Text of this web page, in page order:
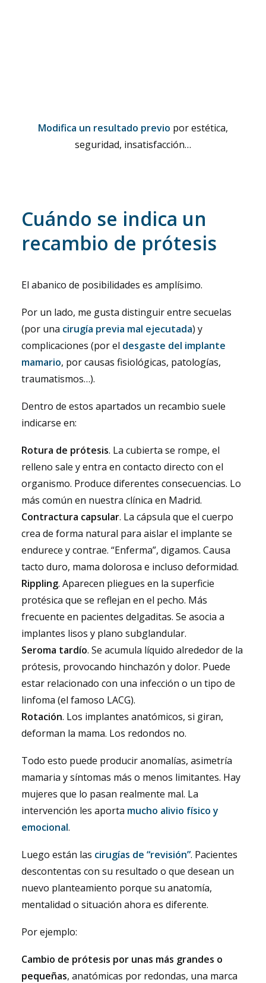
Modifica un resultado previo por estética,
seguridad, insatisfacción…
Cuándo se indica un
recambio de prótesis
El abanico de posibilidades es amplísimo.
Por un lado, me gusta distinguir entre secuelas
(por una cirugía previa mal ejecutada) y
complicaciones (por el desgaste del implante
mamario, por causas fisiológicas, patologías,
traumatismos…).
Dentro de estos apartados un recambio suele
indicarse en:
Rotura de prótesis. La cubierta se rompe, el
relleno sale y entra en contacto directo con el
organismo. Produce diferentes consecuencias. Lo
más común en nuestra clínica en Madrid.
Contractura capsular. La cápsula que el cuerpo
crea de forma natural para aislar el implante se
endurece y contrae. “Enferma”, digamos. Causa
tacto duro, mama dolorosa e incluso deformidad.
Rippling. Aparecen pliegues en la superficie
protésica que se reflejan en el pecho. Más
frecuente en pacientes delgaditas. Se asocia a
implantes lisos y plano subglandular.
Seroma tardío. Se acumula líquido alrededor de la
prótesis, provocando hinchazón y dolor. Puede
estar relacionado con una infección o un tipo de
linfoma (el famoso LACG).
Rotación. Los implantes anatómicos, si giran,
deforman la mama. Los redondos no.
Todo esto puede producir anomalías, asimetría
mamaria y síntomas más o menos limitantes. Hay
mujeres que lo pasan realmente mal. La
intervención les aporta mucho alivio físico y
emocional.
Luego están las cirugías de “revisión”. Pacientes
descontentas con su resultado o que desean un
nuevo planteamiento porque su anatomía,
mentalidad o situación ahora es diferente.
Por ejemplo:
Cambio de prótesis por unas más grandes o
pequeñas, anatómicas por redondas, una marca